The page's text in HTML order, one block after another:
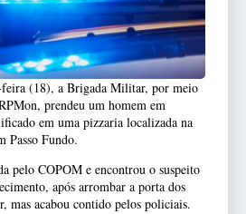
feira (18), a Brigada Militar, por meio
prendeu um homem em
em uma pizzaria localizada na
Passo Fundo.
pelo COPOM e encontrou o suspeito
após arrombar a porta dos
mas acabou contido pelos policiais.